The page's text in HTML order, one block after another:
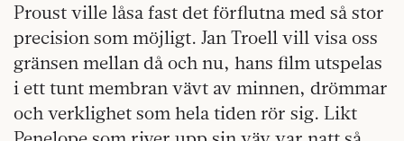
Proust ville låsa fast det förflutna med så stor
precision som möjligt. Jan Troell vill visa oss
gränsen mellan då och nu, hans film utspelas
i ett tunt membran vävt av minnen, drömmar
och verklighet som hela tiden rör sig. Likt